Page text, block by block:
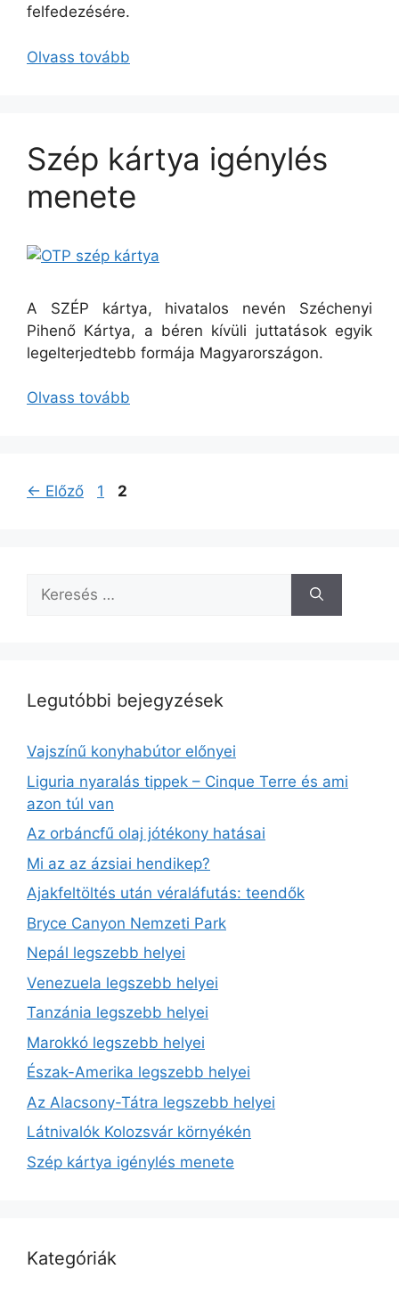
felfedezésére.
Olvass tovább
Szép kártya igénylés
menete
A SZÉP kártya, hivatalos nevén Széchenyi
Pihenő Kártya, a béren kívüli juttatások egyik
legelterjedtebb formája Magyarországon.
Olvass tovább
← Előző Oldal
1 Oldal
2
Keresés:
Legutóbbi bejegyzések
Vajszínű konyhabútor előnyei
Liguria nyaralás tippek – Cinque Terre és ami
azon túl van
Az orbáncfű olaj jótékony hatásai
Mi az az ázsiai hendikep?
Ajakfeltöltés után véraláfutás: teendők
Bryce Canyon Nemzeti Park
Nepál legszebb helyei
Venezuela legszebb helyei
Tanzánia legszebb helyei
Marokkó legszebb helyei
Észak-Amerika legszebb helyei
Az Alacsony-Tátra legszebb helyei
Látnivalók Kolozsvár környékén
Szép kártya igénylés menete
Kategóriák